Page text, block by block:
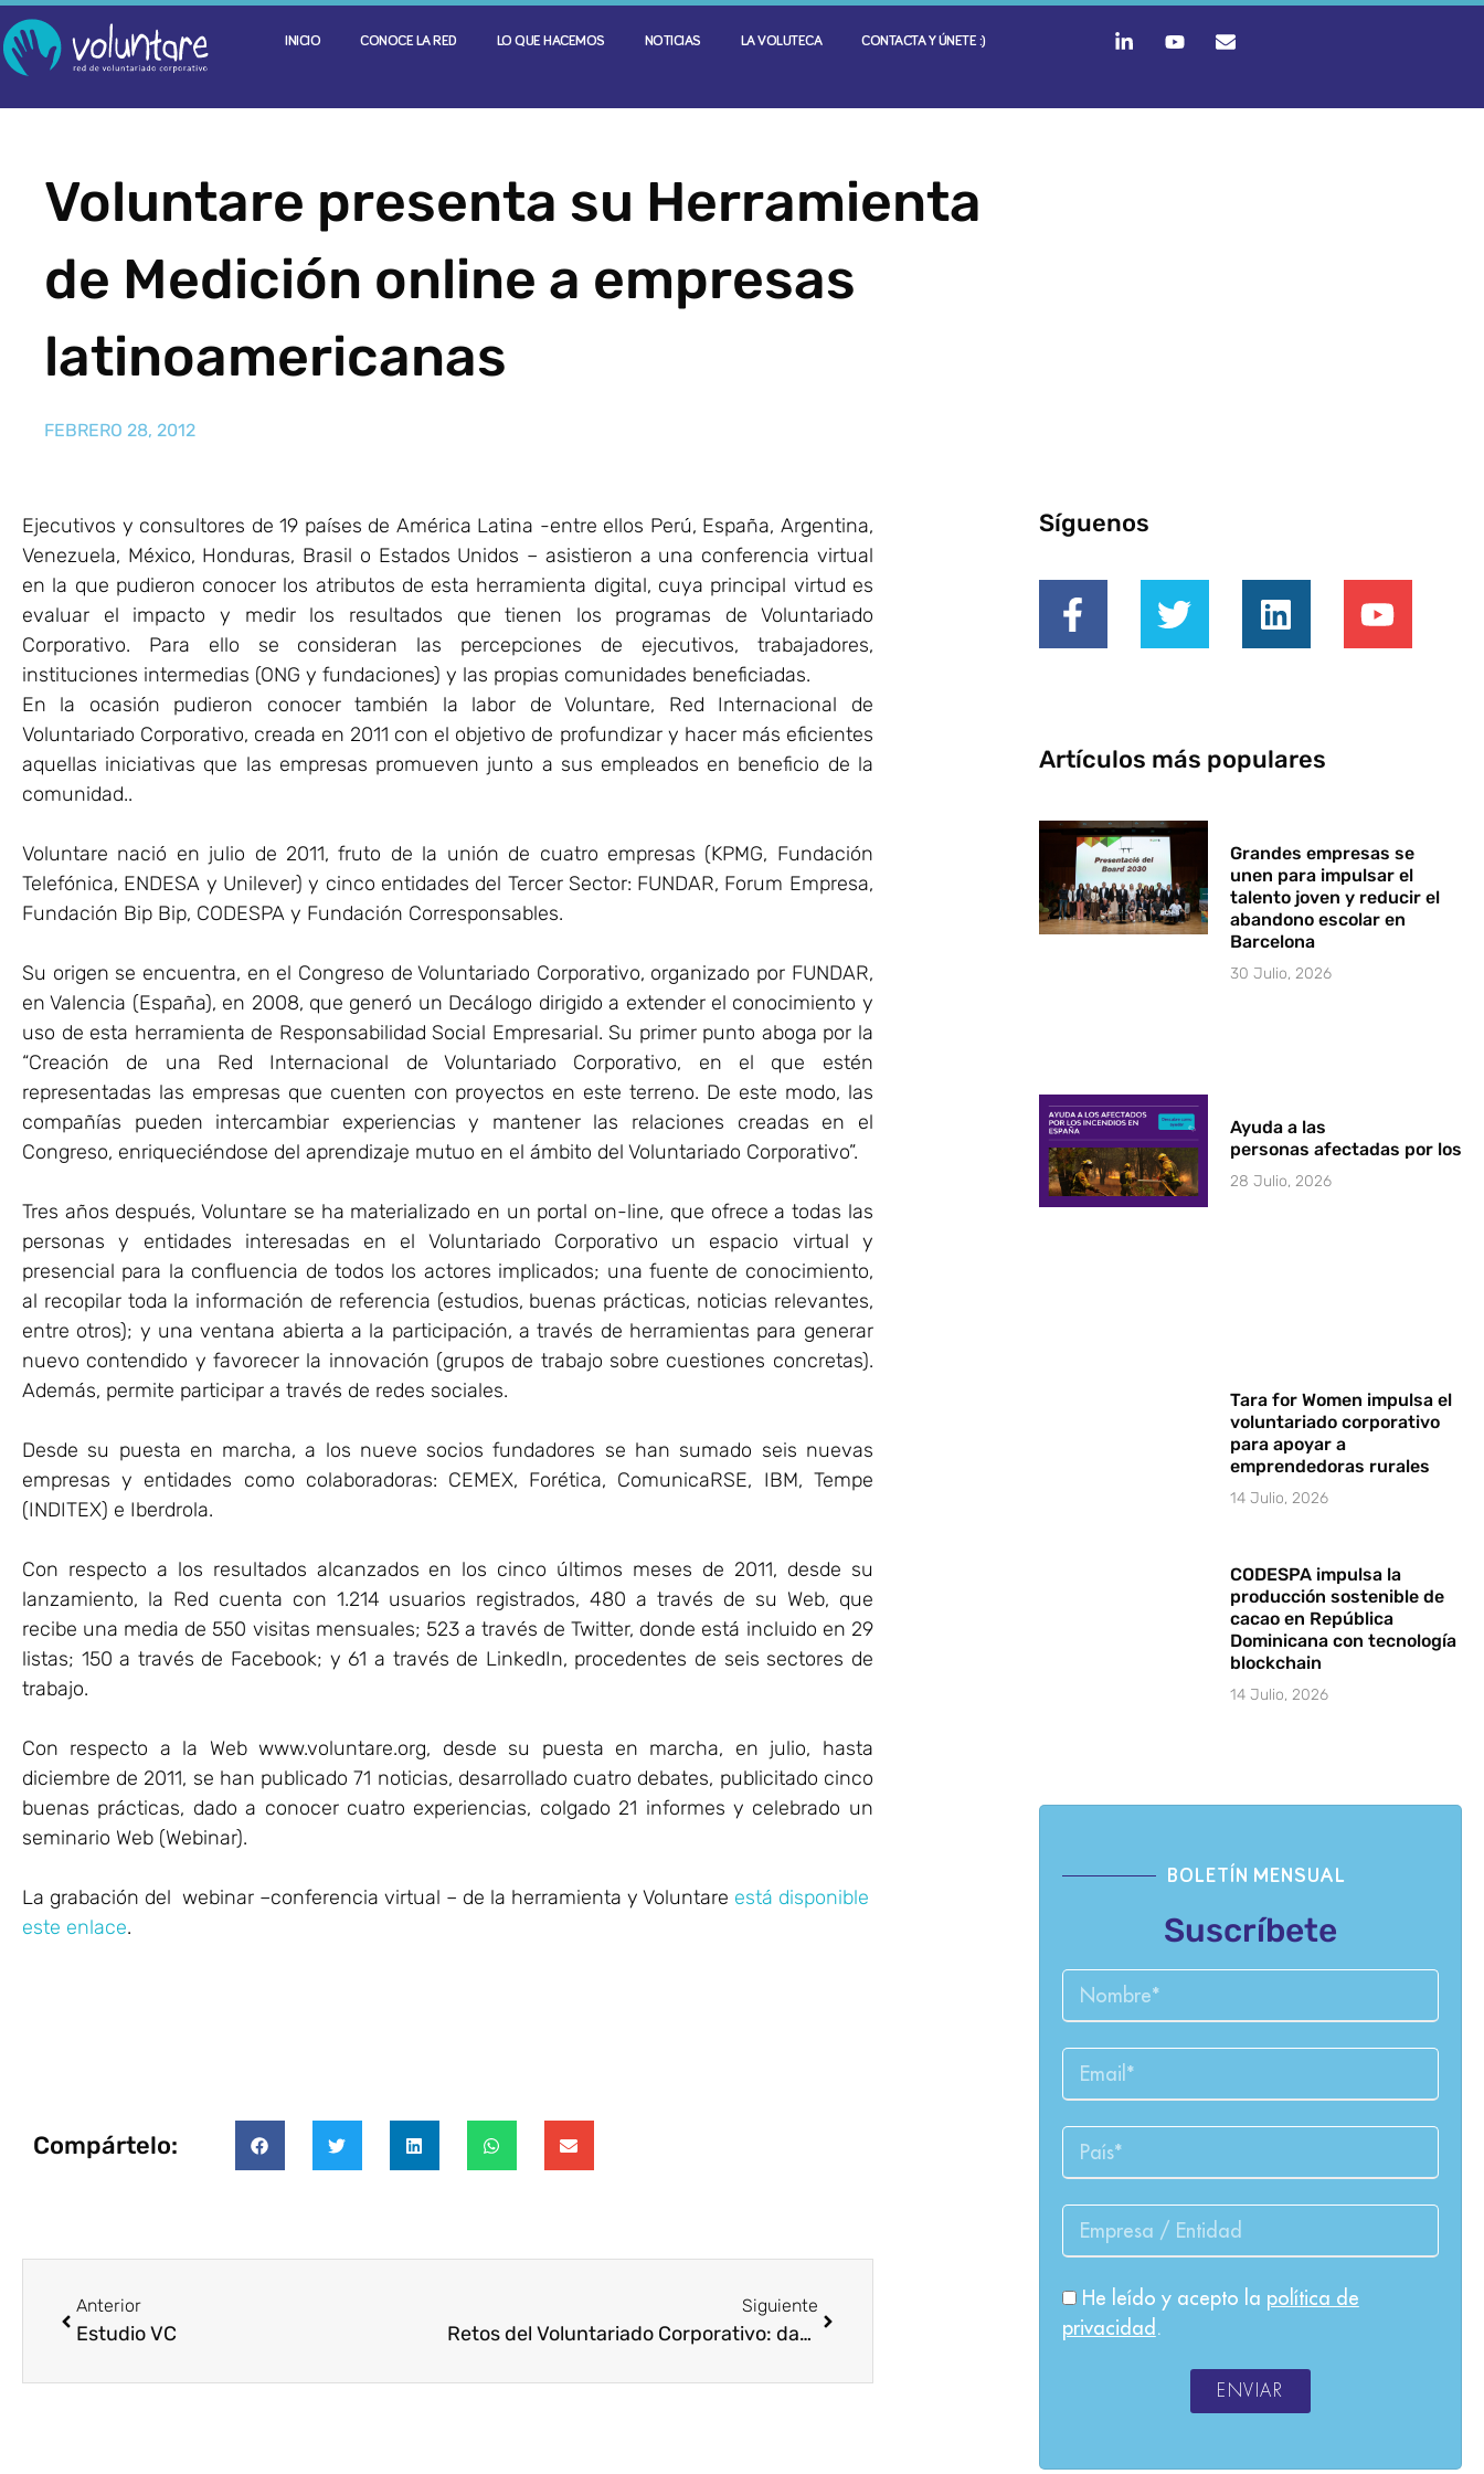
INICIO CONOCE LA RED LO QUE HACEMOS NOTICIAS LA VOLUTECA CONTACTA Y ÚNETE :)
Voluntare presenta su Herramienta
de Medición online a empresas
latinoamericanas
FEBRERO 28, 2012
Ejecutivos y consultores de 19 países de América Latina -entre ellos Perú, España, Argentina,
Venezuela, México, Honduras, Brasil o Estados Unidos – asistieron a una conferencia virtual
en la que pudieron conocer los atributos de esta herramienta digital, cuya principal virtud es
evaluar el impacto y medir los resultados que tienen los programas de Voluntariado
Corporativo. Para ello se consideran las percepciones de ejecutivos, trabajadores,
instituciones intermedias (ONG y fundaciones) y las propias comunidades beneficiadas.
En la ocasión pudieron conocer también la labor de Voluntare, Red Internacional de
Voluntariado Corporativo, creada en 2011 con el objetivo de profundizar y hacer más eficientes
aquellas iniciativas que las empresas promueven junto a sus empleados en beneficio de la
comunidad..
Voluntare nació en julio de 2011, fruto de la unión de cuatro empresas (KPMG, Fundación
Telefónica, ENDESA y Unilever) y cinco entidades del Tercer Sector: FUNDAR, Forum Empresa,
Fundación Bip Bip, CODESPA y Fundación Corresponsables.
Su origen se encuentra, en el Congreso de Voluntariado Corporativo, organizado por FUNDAR,
en Valencia (España), en 2008, que generó un Decálogo dirigido a extender el conocimiento y
uso de esta herramienta de Responsabilidad Social Empresarial. Su primer punto aboga por la
“Creación de una Red Internacional de Voluntariado Corporativo, en el que estén
representadas las empresas que cuenten con proyectos en este terreno. De este modo, las
compañías pueden intercambiar experiencias y mantener las relaciones creadas en el
Congreso, enriqueciéndose del aprendizaje mutuo en el ámbito del Voluntariado Corporativo”.
Tres años después, Voluntare se ha materializado en un portal on-line, que ofrece a todas las
personas y entidades interesadas en el Voluntariado Corporativo un espacio virtual y
presencial para la confluencia de todos los actores implicados; una fuente de conocimiento,
al recopilar toda la información de referencia (estudios, buenas prácticas, noticias relevantes,
entre otros); y una ventana abierta a la participación, a través de herramientas para generar
nuevo contendido y favorecer la innovación (grupos de trabajo sobre cuestiones concretas).
Además, permite participar a través de redes sociales.
Desde su puesta en marcha, a los nueve socios fundadores se han sumado seis nuevas
empresas y entidades como colaboradoras: CEMEX, Forética, ComunicaRSE, IBM, Tempe
(INDITEX) e Iberdrola.
Con respecto a los resultados alcanzados en los cinco últimos meses de 2011, desde su
lanzamiento, la Red cuenta con 1.214 usuarios registrados, 480 a través de su Web, que
recibe una media de 550 visitas mensuales; 523 a través de Twitter, donde está incluido en 29
listas; 150 a través de Facebook; y 61 a través de LinkedIn, procedentes de seis sectores de
trabajo.
Con respecto a la Web www.voluntare.org, desde su puesta en marcha, en julio, hasta
diciembre de 2011, se han publicado 71 noticias, desarrollado cuatro debates, publicitado cinco
buenas prácticas, dado a conocer cuatro experiencias, colgado 21 informes y celebrado un
seminario Web (Webinar).
La grabación del webinar –conferencia virtual – de la herramienta y Voluntare está disponible
este enlace.
Compártelo:
Anterior
Estudio VC
Siguiente
Retos del Voluntariado Corporativo: dar más significado al trabajo de los empleados
Síguenos
Artículos más populares
Grandes empresas se
unen para impulsar el
talento joven y reducir el
abandono escolar en
Barcelona
30 Julio, 2026
Ayuda a las
personas afectadas por los
28 Julio, 2026
Tara for Women impulsa el
voluntariado corporativo
para apoyar a
emprendedoras rurales
14 Julio, 2026
CODESPA impulsa la
producción sostenible de
cacao en República
Dominicana con tecnología
blockchain
14 Julio, 2026
BOLETÍN MENSUAL
Suscríbete
He leído y acepto la política de
privacidad .
ENVIAR